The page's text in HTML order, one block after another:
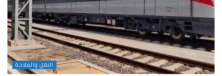
النقل والملاحة